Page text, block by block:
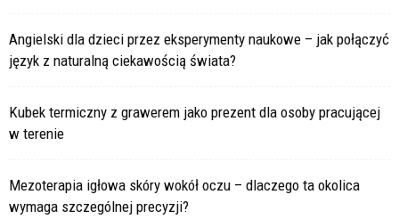
Angielski dla dzieci przez eksperymenty naukowe – jak połączyć
język z naturalną ciekawością świata?
Kubek termiczny z grawerem jako prezent dla osoby pracującej
w terenie
Mezoterapia igłowa skóry wokół oczu – dlaczego ta okolica
wymaga szczególnej precyzji?